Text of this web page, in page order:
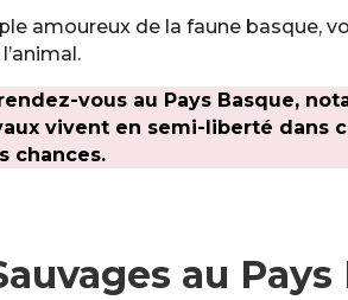
amoureux de la faune basque,
vous au Pays Basque,
vivent en semi-liberté dans
chances.
au Pays